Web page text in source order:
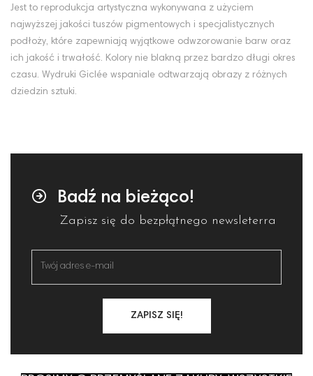
Jest to reprodukcja artystyczna wykonywana z użyciem
najwyższej jakości tuszów pigmentowych i specjalistycznych
podłoży, które zapewniają wyjątkowe odwzorowanie barw oraz
ich jakość i trwałość. Kolory nie blakną przez bardzo długi okres
czasu. Wydruki Giclée wspaniale odtwarzają obrazy z różnych
dziedzin sztuki.
Badź na bieżąco!
Zapisz się do bezpłątnego newsleterra
ZAPISZ SIĘ!